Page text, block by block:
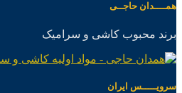
همــــدان حاجــی
برند محبوب کاشی و سرامیک
سرویـــــس ایران